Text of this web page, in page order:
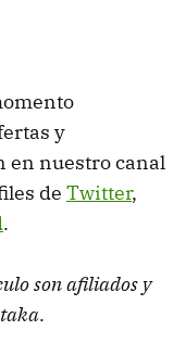
y
en nuestro canal
de Twitter,
.
son afiliados y
.